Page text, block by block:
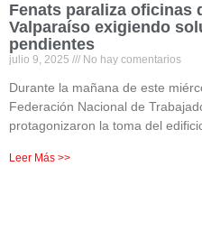
Fenats paraliza oficinas
Valparaíso exigiendo
pendientes
julio 9, 2025 No hay comentarios
Durante la mañana de este
Federación Nacional de
protagonizaron la toma del
Leer Más >>